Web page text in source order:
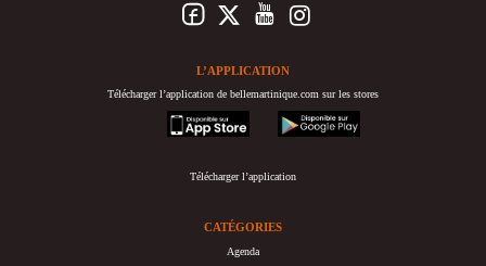
L’APPLICATION
Télécharger l’application de bellemartinique.com sur les stores
appstore
googleplay
Télécharger l’application
CATÉGORIES
Agenda